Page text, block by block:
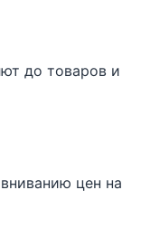
до товаров и
цен на